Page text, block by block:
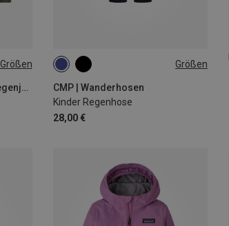
Größen
CMP | Hardshelljacken & Regenjacken
Größen
CMP | Wanderhosen
Kinder Regenhose
28,00 €